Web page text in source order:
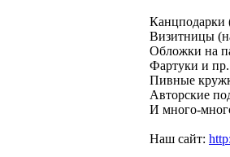
Канцподарки
Визитницы
Обложки на
Фартуки и
Пивные
Авторские
И много-
Наш сайт: